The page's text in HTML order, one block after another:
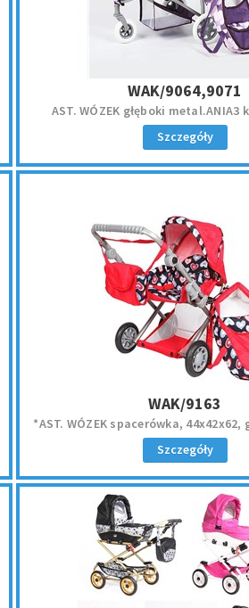
WAK/9064,9071
AST. WÓZEK głęboki metal.ANIA3
Szczegóły
WAK/9163
*AST. WÓZEK spacerówka, 44x42x62,
Szczegóły